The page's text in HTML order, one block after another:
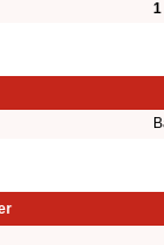
1